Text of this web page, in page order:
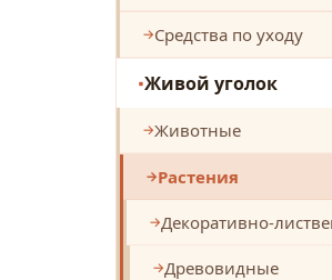
Средства по уходу
Живой уголок
Животные
Растения
Декоративно-
Древовидные